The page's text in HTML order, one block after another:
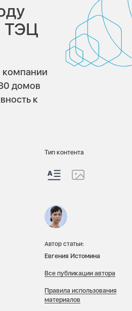
ТЭЦ
компании
домов
к
Тип контента
Автор статьи:
Евгения Истомина
Все публикации автора
Правила использования
материалов